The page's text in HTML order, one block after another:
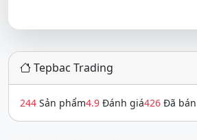
Tepbac Trading
244 Sản phẩm4.9 Đánh giá426 Đã bán